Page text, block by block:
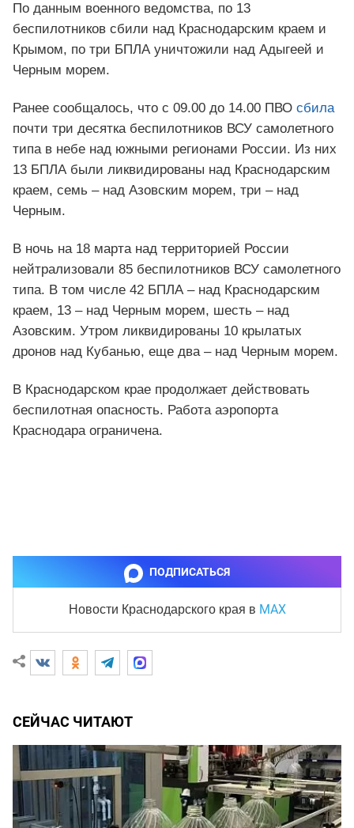
По данным военного ведомства, по 13
беспилотников сбили над Краснодарским краем и
Крымом, по три БПЛА уничтожили над Адыгеей и
Черным морем.
Ранее сообщалось, что с 09.00 до 14.00 ПВО сбила
почти три десятка беспилотников ВСУ самолетного
типа в небе над южными регионами России. Из них
13 БПЛА были ликвидированы над Краснодарским
краем, семь – над Азовским морем, три – над
Черным.
В ночь на 18 марта над территорией России
нейтрализовали 85 беспилотников ВСУ самолетного
типа. В том числе 42 БПЛА – над Краснодарским
краем, 13 – над Черным морем, шесть – над
Азовским. Утром ликвидированы 10 крылатых
дронов над Кубанью, еще два – над Черным морем.
В Краснодарском крае продолжает действовать
беспилотная опасность. Работа аэропорта
Краснодара ограничена.
ПОДПИСАТЬСЯ
Новости Краснодарского края в MAX
СЕЙЧАС ЧИТАЮТ